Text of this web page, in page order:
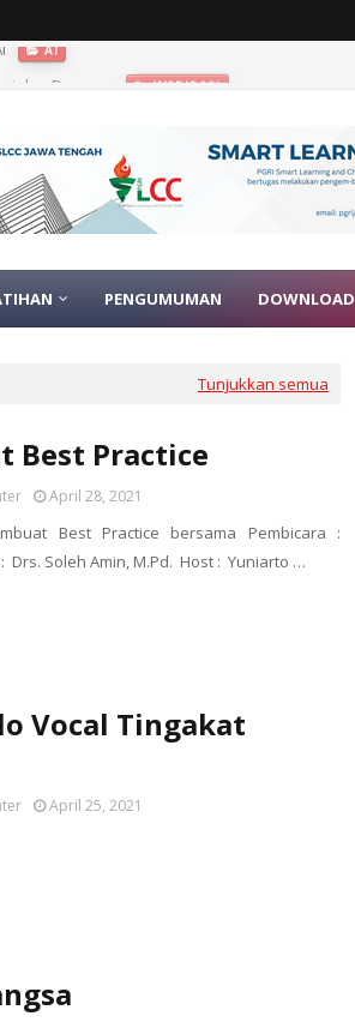
dan Program
PENGUMUMAN DOWNLOAD
Tunjukkan semua
Best Practice
April 28, 2021
Best Practice bersama Pembicara :
Drs. Soleh Amin, M.Pd. Host : Yuniarto …
Vocal Tingakat
April 25, 2021